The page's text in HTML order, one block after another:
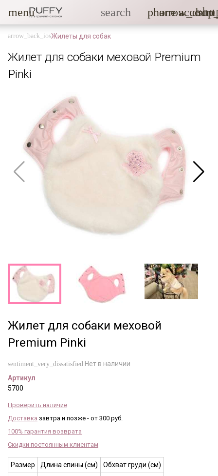
menu search phone
Жилеты для собак
Жилет для собаки меховой Premium
Pinki
Жилет для собаки меховой
Premium Pinki
sentiment_very_dissatisfied Нет в наличии
Артикул
5700
Проверить наличие
Доставка завтра и позже - от 300 руб.
100% гарантия возврата
Скидки постоянным клиентам
Размер Длина спины (см)
Обхват груди (см)